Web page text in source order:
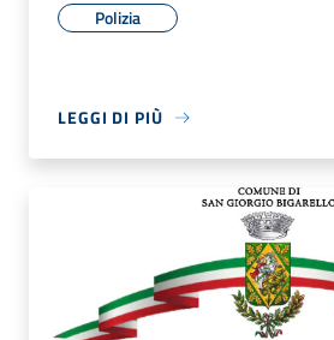
Polizia
LEGGI DI PIÙ